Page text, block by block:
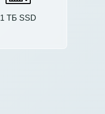
1 ТБ SSD